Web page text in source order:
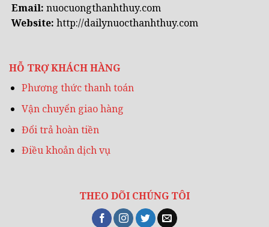
Email: nuocuongthanhthuy.com
Website: http://dailynuocthanhthuy.com
HỖ TRỢ KHÁCH HÀNG
Phương thức thanh toán
Vận chuyển giao hàng
Đổi trả hoàn tiền
Điều khoản dịch vụ
THEO DÕI CHÚNG TÔI